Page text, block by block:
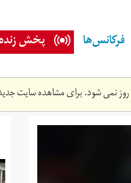
فرکانس‌ها پخش زنده
نمی شود. برای مشاهده سایت